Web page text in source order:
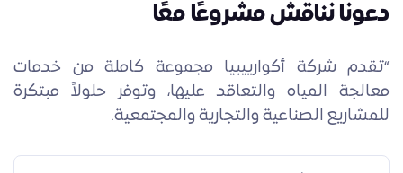
دعونا نناقش مشروعًا معًا
“تقدم شركة أكوارييبيا مجموعة كاملة من خدمات
معالجة المياه والتعاقد عليها، وتوفر حلولاً مبتكرة
للمشاريع الصناعية والتجارية والمجتمعية.